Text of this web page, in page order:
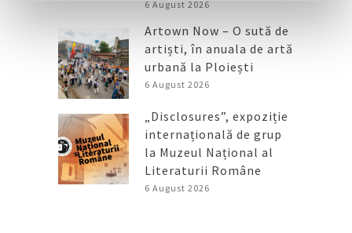
6 August 2026
Artown Now – O sută de
artiști, în anuala de artă
urbană la Ploiești
6 August 2026
„Disclosures”, expoziție
internațională de grup
la Muzeul Național al
Literaturii Române
6 August 2026